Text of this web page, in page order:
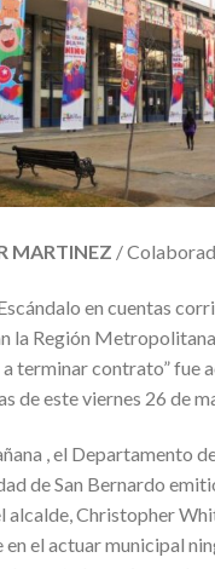
MARTINEZ /
en cuentas
la Región
a terminar contrato” fue
de este viernes 26 de
, el Departamento
de San Bernardo
alcalde, Christopher
en el actuar municipal